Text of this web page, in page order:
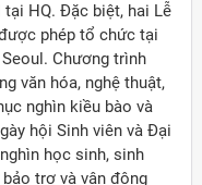
HQ. Đặc biệt, hai Lễ
phép tổ chức tại
Chương trình
văn hóa, nghệ thuật,
nghìn kiều bào và
hội Sinh viên và Đại
học sinh, sinh
trợ và vận động